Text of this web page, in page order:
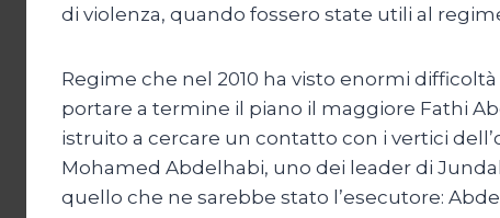
di violenza, quando fossero state utili al
Regime che nel 2010 ha visto enormi
portare a termine il piano il maggiore Fathi
istruito a cercare un contatto con i vertici
Mohamed Abdelhabi, uno dei leader di
quello che ne sarebbe stato l’esecutore: